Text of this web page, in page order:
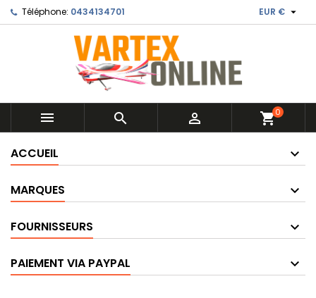
Téléphone: 0434134701 EUR € 
   shopping_cart0
ACCUEIL
MARQUES
FOURNISSEURS
PAIEMENT VIA PAYPAL